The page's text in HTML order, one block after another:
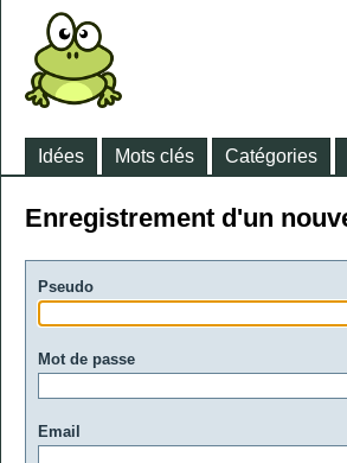
Idées Mots clés Catégories
Enregistrement d'un
Pseudo
Mot de passe
Email